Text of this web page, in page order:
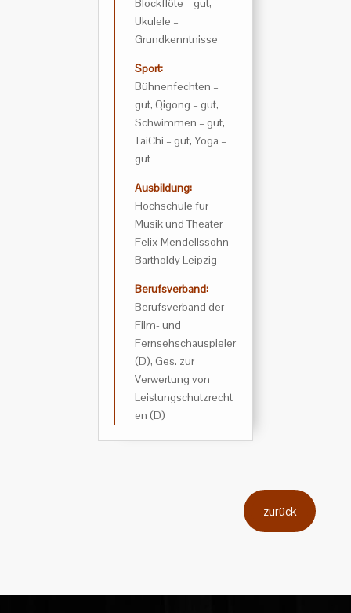
Blockflöte – gut,
Ukulele –
Grundkenntnisse
Sport:
Bühnenfechten –
gut, Qigong – gut,
Schwimmen – gut,
TaiChi – gut, Yoga –
gut
Ausbildung:
Hochschule für
Musik und Theater
Felix Mendellssohn
Bartholdy Leipzig
Berufsverband:
Berufsverband der
Film- und
Fernsehschauspieler
(D), Ges. zur
Verwertung von
Leistungschutzrecht
en (D)
zurück